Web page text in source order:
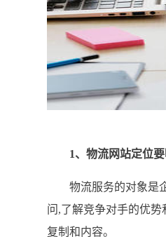
1、物流网站定位要
物流服务的对象是企
问,了解竞争对手的优
复制和内容。